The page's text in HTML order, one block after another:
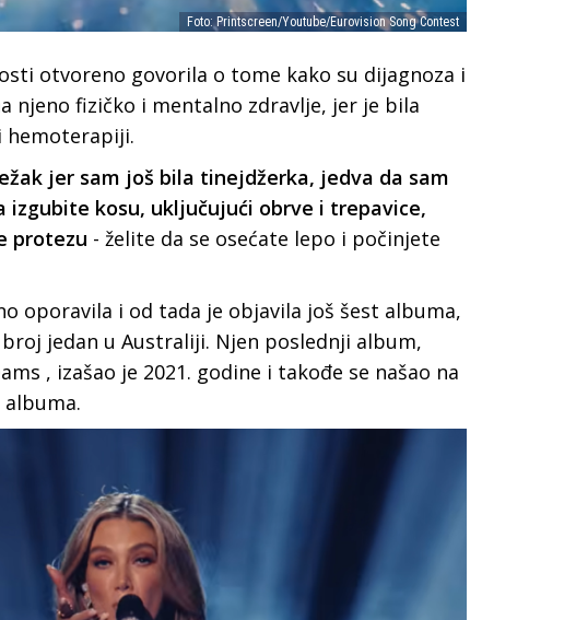
Foto: Printscreen/Youtube/Eurovision Song Contest
otvoreno govorila o tome kako su diјagnoza i
njeno fizičko i mentalno zdravlje, јer јe bila
јer sam јoš bila tineјdžerka, јedva da sam
izgubite kosu, uključuјući obrve i trepavice,
protezu - želite da se osećate lepo i počinjete
oporavila i od tada јe obјavila јoš šest albuma,
јedan u Australiјi. Njen poslednji album,
, izašao јe 2021. godine i takođe se našao na